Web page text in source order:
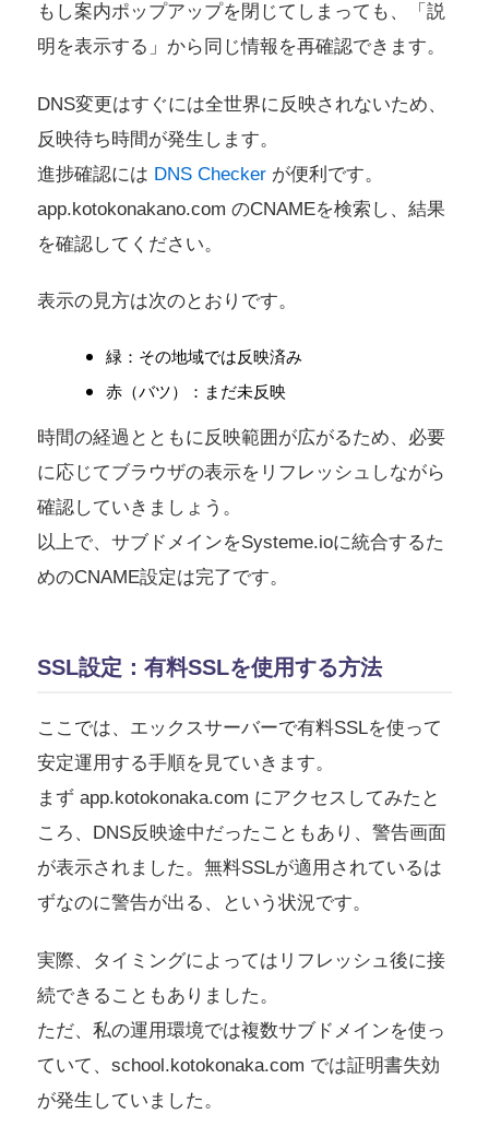
もし案内ポップアップを閉じてしまっても、「説
明を表示する」から同じ情報を再確認できます。
DNS変更はすぐには全世界に反映されないため、
反映待ち時間が発生します。
進捗確認には DNS Checker が便利です。
app.kotokonakano.com のCNAMEを検索し、結果
を確認してください。
表示の見方は次のとおりです。
緑：その地域では反映済み
赤（バツ）：まだ未反映
時間の経過とともに反映範囲が広がるため、必要
に応じてブラウザの表示をリフレッシュしながら
確認していきましょう。
以上で、サブドメインをSysteme.ioに統合するた
めのCNAME設定は完了です。
SSL設定：有料SSLを使用する方法
ここでは、エックスサーバーで有料SSLを使って
安定運用する手順を見ていきます。
まず app.kotokonaka.com にアクセスしてみたと
ころ、DNS反映途中だったこともあり、警告画面
が表示されました。無料SSLが適用されているは
ずなのに警告が出る、という状況です。
実際、タイミングによってはリフレッシュ後に接
続できることもありました。
ただ、私の運用環境では複数サブドメインを使っ
ていて、school.kotokonaka.com では証明書失効
が発生していました。